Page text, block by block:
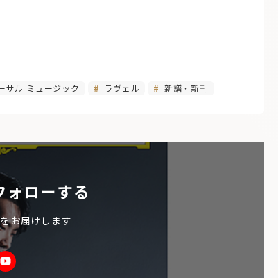
サル ミュージック ラヴェル 新譜・新刊
ォローする
お届けします
Youtube